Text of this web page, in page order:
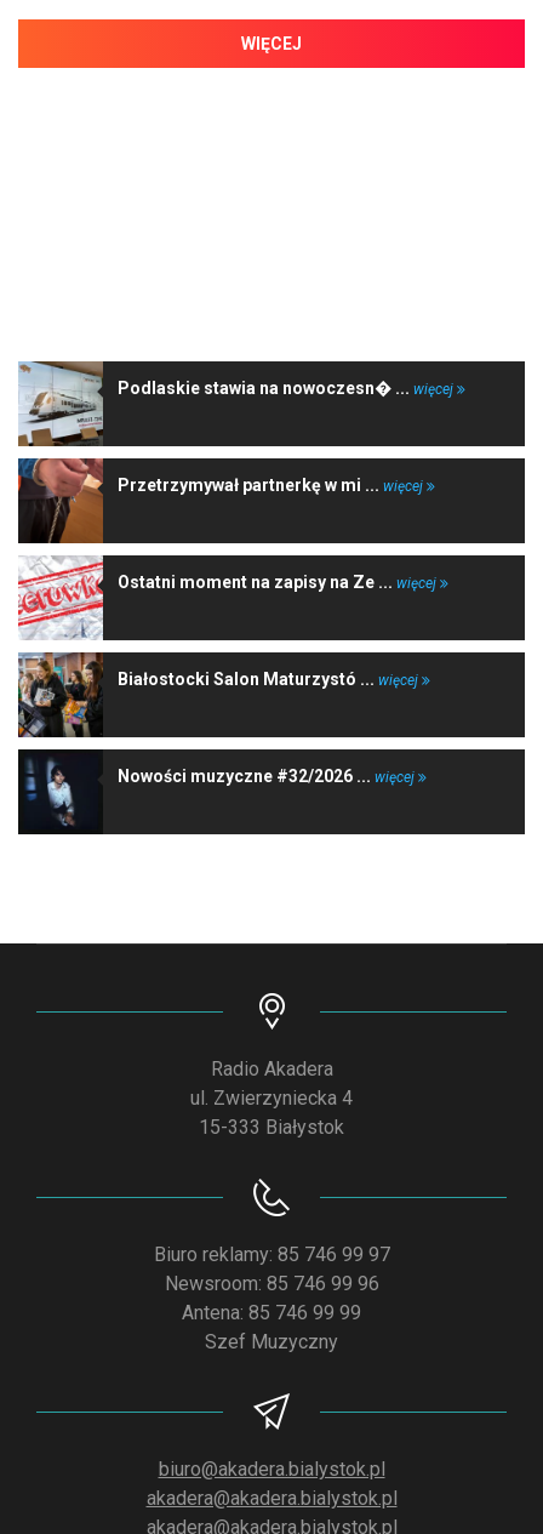
WIĘCEJ
Podlaskie stawia na nowoczesn� ... więcej
Przetrzymywał partnerkę w mi ... więcej
Ostatni moment na zapisy na Ze ... więcej
Białostocki Salon Maturzystó ... więcej
Nowości muzyczne #32/2026 ... więcej
Radio Akadera
ul. Zwierzyniecka 4
15-333 Białystok
Biuro reklamy: 85 746 99 97
Newsroom: 85 746 99 96
Antena: 85 746 99 99
Szef Muzyczny
biuro@akadera.bialystok.pl
akadera@akadera.bialystok.pl
akadera@akadera.bialystok.pl